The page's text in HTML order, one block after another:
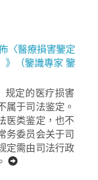
〈醫療損害鑒定
》（鑒識專家 鑒
规定的医疗损害
属于司法鉴定。
医类鉴定，也不
务委员会关于司
定需由司法行政